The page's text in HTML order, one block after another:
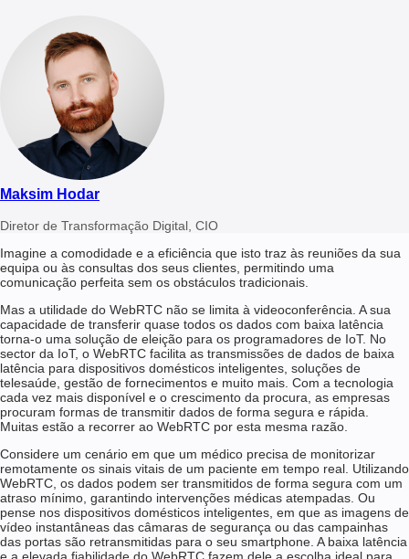
Maksim Hodar
Diretor de Transformação Digital, CIO
Imagine a comodidade e a eficiência que isto traz às reuniões da sua
equipa ou às consultas dos seus clientes, permitindo uma
comunicação perfeita sem os obstáculos tradicionais.
Mas a utilidade do WebRTC não se limita à videoconferência. A sua
capacidade de transferir quase todos os dados com baixa latência
torna-o uma solução de eleição para os programadores de IoT. No
sector da IoT, o WebRTC facilita as transmissões de dados de baixa
latência para dispositivos domésticos inteligentes, soluções de
telesaúde, gestão de fornecimentos e muito mais. Com a tecnologia
cada vez mais disponível e o crescimento da procura, as empresas
procuram formas de transmitir dados de forma segura e rápida.
Muitas estão a recorrer ao WebRTC por esta mesma razão.
Considere um cenário em que um médico precisa de monitorizar
remotamente os sinais vitais de um paciente em tempo real. Utilizando
WebRTC, os dados podem ser transmitidos de forma segura com um
atraso mínimo, garantindo intervenções médicas atempadas. Ou
pense nos dispositivos domésticos inteligentes, em que as imagens de
vídeo instantâneas das câmaras de segurança ou das campainhas
das portas são retransmitidas para o seu smartphone. A baixa latência